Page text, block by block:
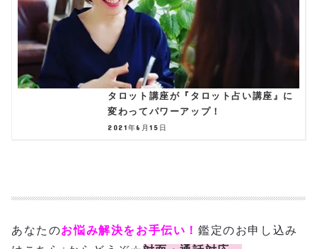
タロット講座が『タロット占い講座』に
変わってパワーアップ！
2021年6月15日
あなたのお悩み解決をお手伝い！鑑定のお申し込み